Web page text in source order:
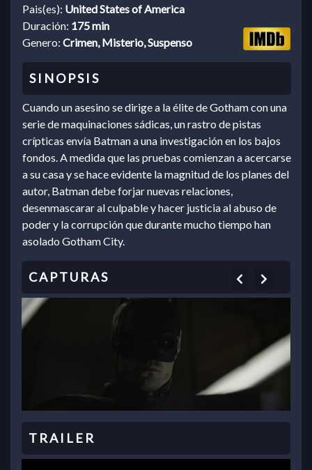
Pais(es): United States of America
Duración: 175 min
Genero: Crimen, Misterio, Suspenso
Cuando un asesino se dirige a la élite de Gotham con una
serie de maquinaciones sádicas, un rastro de pistas
crípticas envía Batman a una investigación en los bajos
fondos. A medida que las pruebas comienzan a acercarse
a su casa y se hace evidente la magnitud de los planes del
autor, Batman debe forjar nuevas relaciones,
desenmascarar al culpable y hacer justicia al abuso de
poder y la corrupción que durante mucho tiempo han
asolado Gotham City.
Previous